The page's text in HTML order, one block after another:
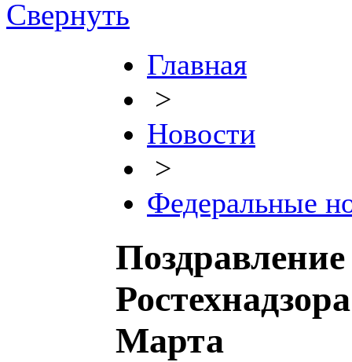
Главная
>
Новости
>
Федеральные
Марта